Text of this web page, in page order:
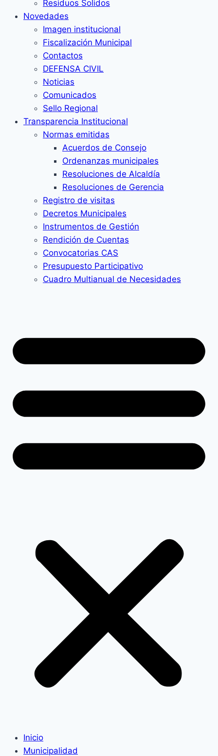
Residuos Solidos
Novedades
Imagen institucional
Fiscalización Municipal
Contactos
DEFENSA CIVIL
Noticias
Comunicados
Sello Regional
Transparencia Institucional
Normas emitidas
Acuerdos de Consejo
Ordenanzas municipales
Resoluciones de Alcaldía
Resoluciones de Gerencia
Registro de visitas
Decretos Municipales
Instrumentos de Gestión
Rendición de Cuentas
Convocatorias CAS
Presupuesto Participativo
Cuadro Multianual de Necesidades
Inicio
Municipalidad